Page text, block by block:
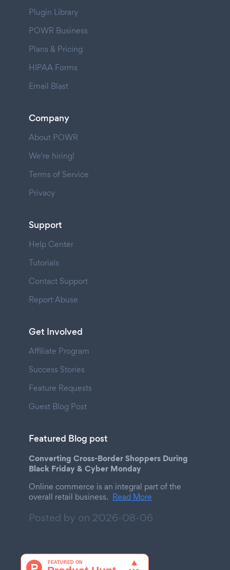
Plugin Library
POWR Business
Plans & Pricing
HIPAA Forms
Email Blast
Company
About POWR
We're hiring!
Terms of Service
Privacy
Support
Help Center
Tutorials
Contact Support
Report Abuse
Get Involved
Affiliate Program
Success Stories
Feature Requests
Guest Blog Post
Featured Blog post
Converting Cross-Border Shoppers During
Black Friday & Cyber Monday
Online commerce is an integral part of the
overall retail business. Read More
Posted by on 2026-08-06